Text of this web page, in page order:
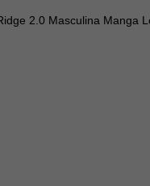
2.0 Masculina Manga